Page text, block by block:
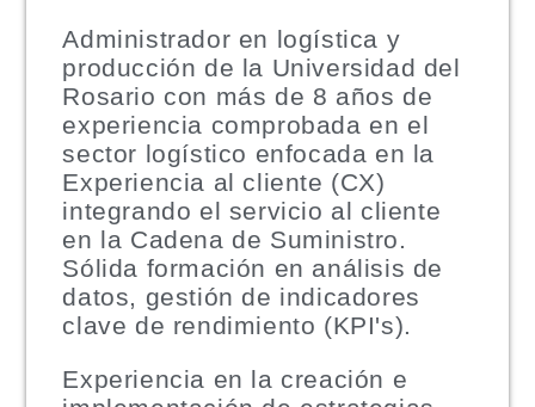
Administrador en logística y
producción de la Universidad del
Rosario con más de 8 años de
experiencia comprobada en el
sector logístico enfocada en la
Experiencia al cliente (CX)
integrando el servicio al cliente
en la Cadena de Suministro.
Sólida formación en análisis de
datos, gestión de indicadores
clave de rendimiento (KPI's).
Experiencia en la creación e